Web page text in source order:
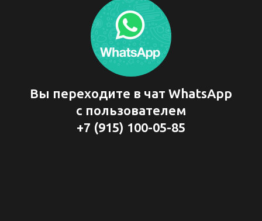
Вы переходите в чат WhatsApp
с пользователем
+7 (915) 100-05-85